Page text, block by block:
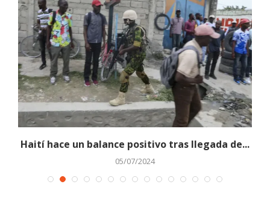
Haití hace un balance positivo tras llegada de...
05/07/2024